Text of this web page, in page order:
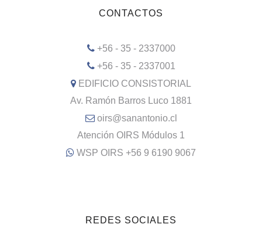
CONTACTOS
+56 - 35 - 2337000
+56 - 35 - 2337001
EDIFICIO CONSISTORIAL
Av. Ramón Barros Luco 1881
oirs@sanantonio.cl
Atención OIRS Módulos 1
WSP OIRS +56 9 6190 9067
REDES SOCIALES